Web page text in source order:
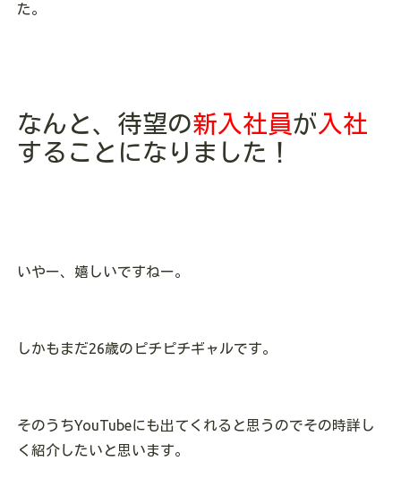
た。
なんと、待望の新入社員が入社
することになりました！
いやー、嬉しいですねー。
しかもまだ26歳のピチピチギャルです。
そのうちYouTubeにも出てくれると思うのでその時詳し
く紹介したいと思います。